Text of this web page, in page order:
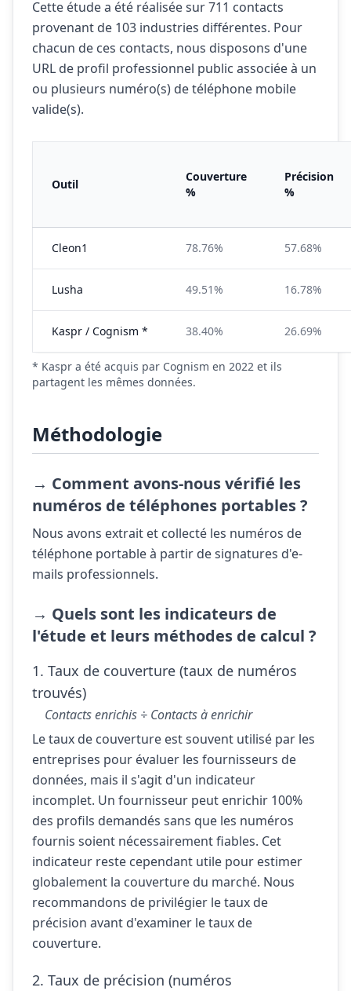
Cette étude a été réalisée sur 711 contacts
provenant de 103 industries différentes. Pour
chacun de ces contacts, nous disposons d'une
URL de profil professionnel public associée à un
ou plusieurs numéro(s) de téléphone mobile
valide(s).
Outil
Couverture
%
Précision
%
Cleon1 78.76% 57.68%
Lusha 49.51% 16.78%
Kaspr / Cognism * 38.40% 26.69%
* Kaspr a été acquis par Cognism en 2022 et ils
partagent les mêmes données.
Méthodologie
→ Comment avons-nous vérifié les
numéros de téléphones portables ?
Nous avons extrait et collecté les numéros de
téléphone portable à partir de signatures d'e-
mails professionnels.
→ Quels sont les indicateurs de
l'étude et leurs méthodes de calcul ?
1. Taux de couverture (taux de numéros
trouvés)
Contacts enrichis ÷ Contacts à enrichir
Le taux de couverture est souvent utilisé par les
entreprises pour évaluer les fournisseurs de
données, mais il s'agit d'un indicateur
incomplet. Un fournisseur peut enrichir 100%
des profils demandés sans que les numéros
fournis soient nécessairement fiables. Cet
indicateur reste cependant utile pour estimer
globalement la couverture du marché. Nous
recommandons de privilégier le taux de
précision avant d'examiner le taux de
couverture.
2. Taux de précision (numéros